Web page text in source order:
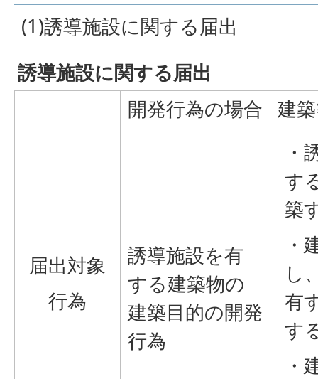
(1)誘導施設に関する届出
誘導施設に関する届出
届出対象
行為
開発行為の場合 建
誘導施設を有
する建築物の
建築目的の開発
行為
・
す
築
・
し
有
す
・